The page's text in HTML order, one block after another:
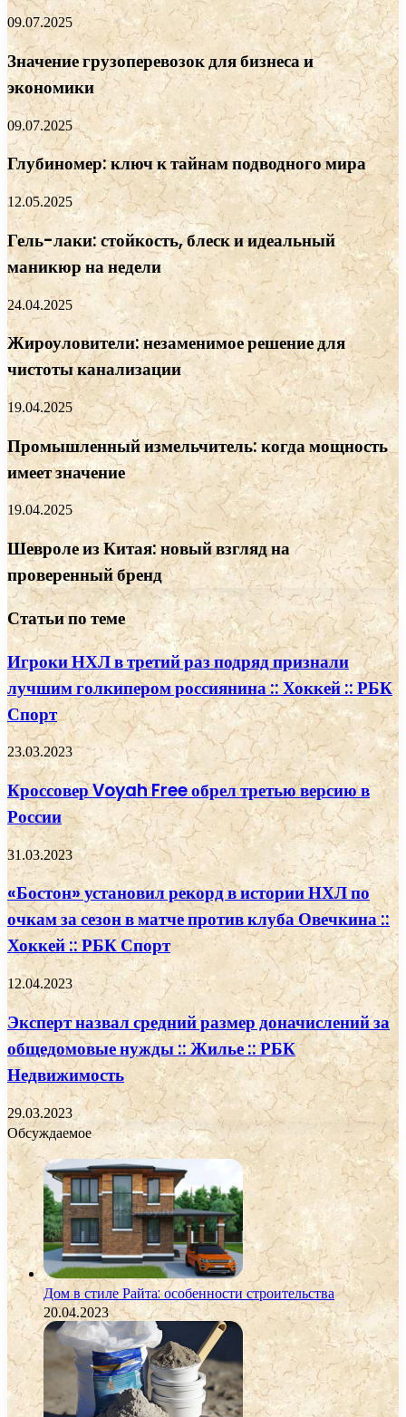
09.07.2025
Значение грузоперевозок для бизнеса и
экономики
09.07.2025
Глубиномер: ключ к тайнам подводного мира
12.05.2025
Гель-лаки: стойкость, блеск и идеальный
маникюр на недели
24.04.2025
Жироуловители: незаменимое решение для
чистоты канализации
19.04.2025
Промышленный измельчитель: когда мощность
имеет значение
19.04.2025
Шевроле из Китая: новый взгляд на
проверенный бренд
Статьи по теме
Игроки НХЛ в третий раз подряд признали
лучшим голкипером россиянина :: Хоккей :: РБК
Спорт
23.03.2023
Кроссовер Voyah Free обрел третью версию в
России
31.03.2023
«Бостон» установил рекорд в истории НХЛ по
очкам за сезон в матче против клуба Овечкина ::
Хоккей :: РБК Спорт
12.04.2023
Эксперт назвал средний размер доначислений за
общедомовые нужды :: Жилье :: РБК
Недвижимость
29.03.2023
Обсуждаемое
Дом в стиле Райта: особенности строительства
20.04.2023